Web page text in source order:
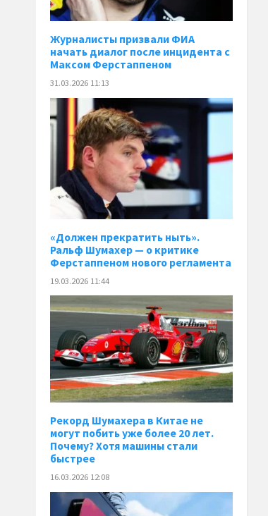
Журналисты призвали ФИА
начать диалог после инцидента с
Максом Ферстаппеном
31.03.2026 11:13
«Должен прекратить ныть».
Ральф Шумахер — о критике
Ферстаппеном нового регламента
19.03.2026 11:44
Рекорд Шумахера в Китае не
могут побить уже более 20 лет.
Почему? Хотя машины стали
быстрее
16.03.2026 12:08